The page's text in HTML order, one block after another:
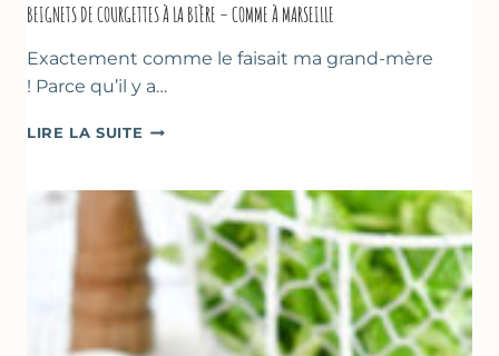
BEIGNETS DE COURGETTES À LA BIÈRE – COMME À MARSEILLE
Exactement comme le faisait ma grand-mère
! Parce qu’il y a…
LIRE LA SUITE BEIGNETS
LA
BIÈRE
–
COMME
À
MARSEILLE